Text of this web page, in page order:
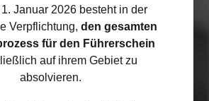
der
Januar 2026 besteht in der
Verpflichtung, den gesamten
für den Führerschein
auf ihrem Gebiet zu
absolvieren.